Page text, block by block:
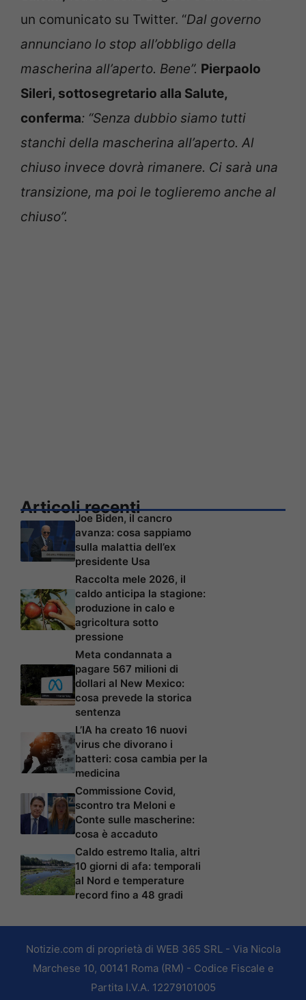
un comunicato su Twitter. “Dal governo
annunciano lo stop all’obbligo della
mascherina all’aperto. Bene”. Pierpaolo
Sileri, sottosegretario alla Salute,
conferma: “Senza dubbio siamo tutti
stanchi della mascherina all’aperto. Al
chiuso invece dovrà rimanere. Ci sarà una
transizione, ma poi le toglieremo anche al
chiuso”.
Articoli recenti
Joe Biden, il cancro
avanza: cosa sappiamo
sulla malattia dell’ex
presidente Usa
Raccolta mele 2026, il
caldo anticipa la stagione:
produzione in calo e
agricoltura sotto
pressione
Meta condannata a
pagare 567 milioni di
dollari al New Mexico:
cosa prevede la storica
sentenza
L’IA ha creato 16 nuovi
virus che divorano i
batteri: cosa cambia per la
medicina
Commissione Covid,
scontro tra Meloni e
Conte sulle mascherine:
cosa è accaduto
Caldo estremo Italia, altri
10 giorni di afa: temporali
al Nord e temperature
record fino a 48 gradi
Notizie.com di proprietà di WEB 365 SRL - Via Nicola
Marchese 10, 00141 Roma (RM) - Codice Fiscale e
Partita I.V.A. 12279101005